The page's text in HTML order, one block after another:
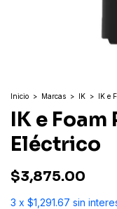
Inicio > Marcas > IK > IK e
IK e Foam
Eléctrico
$3,875.00
3 x $1,291.67 sin